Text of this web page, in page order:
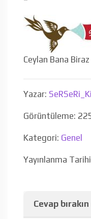
Ceylan Bana
Yazar:
Görüntüleme:
Kategori: Genel
Yayınlanma
Cevap bırakın